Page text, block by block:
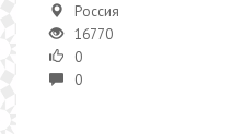
Россия
16770
0
0